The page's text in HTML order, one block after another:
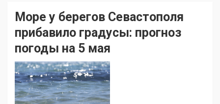
Море у берегов Севастополя
прибавило градусы: прогноз
погоды на 5 мая